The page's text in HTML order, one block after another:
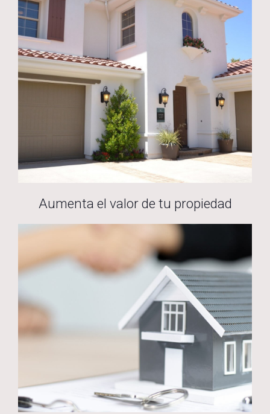
Aumenta el valor de tu propiedad